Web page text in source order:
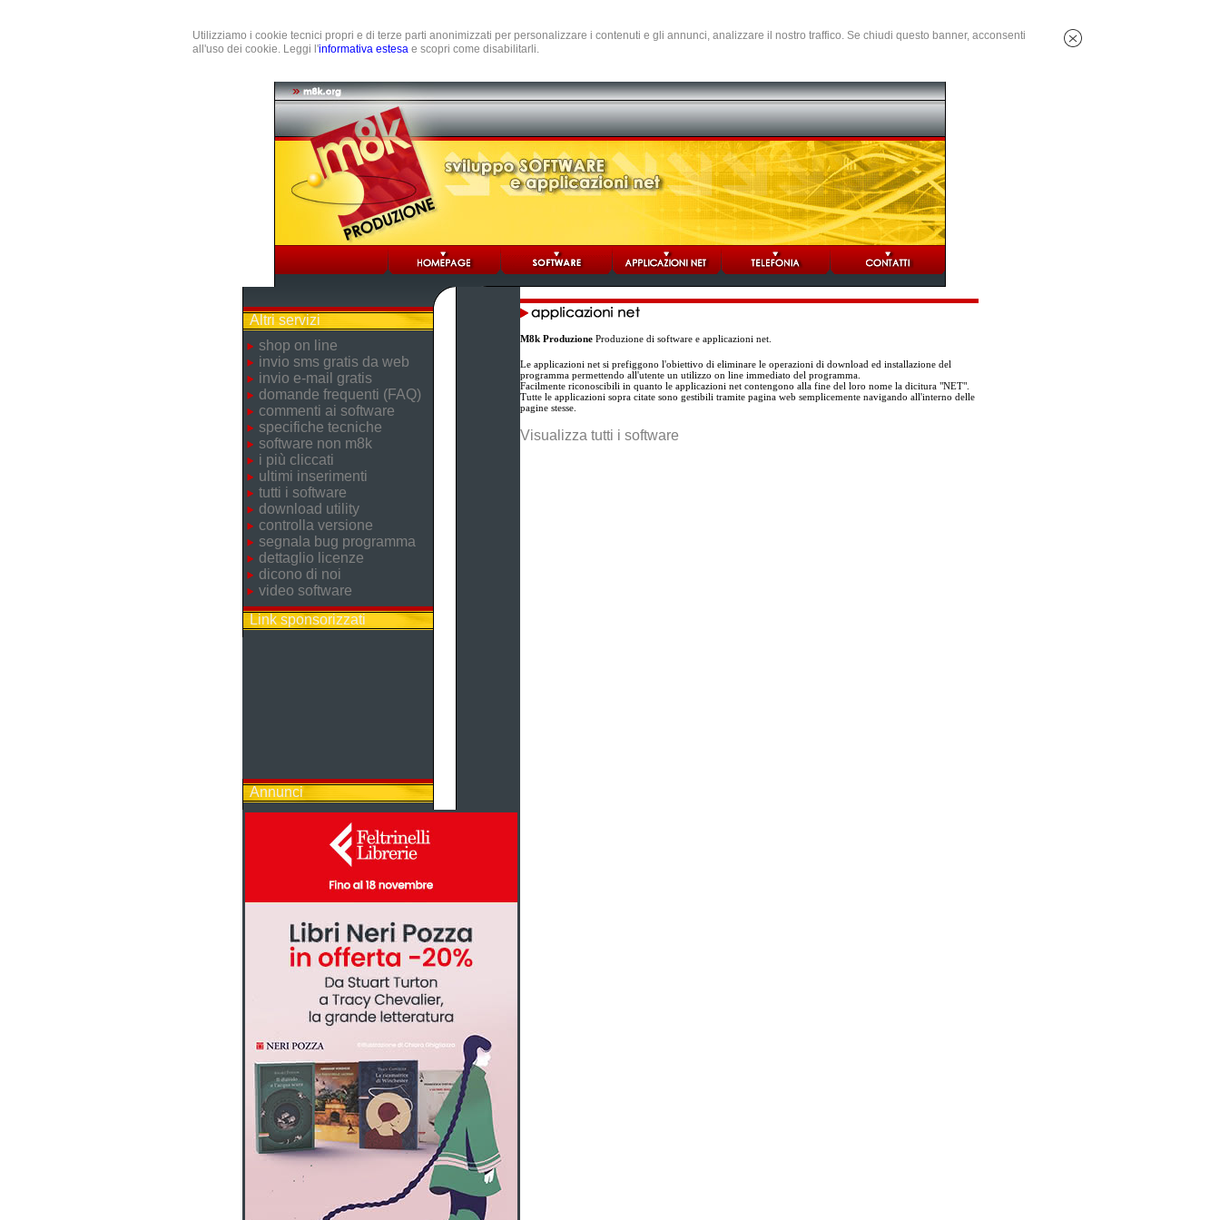
Utilizziamo i cookie tecnici propri e di terze parti anonimizzati per personalizzare i contenuti e gli annunci, analizzare il nostro traffico. Se chiudi questo banner, acconsenti
all'uso dei cookie. Leggi l'informativa estesa e scopri come disabilitarli.
Altri servizi
shop on line
invio sms gratis da web
invio e-mail gratis
domande frequenti (FAQ)
commenti ai software
specifiche tecniche
software non m8k
i più cliccati
ultimi inserimenti
tutti i software
download utility
controlla versione
segnala bug programma
dettaglio licenze
dicono di noi
video software
Link sponsorizzati
Annunci
M8k ProduzioneProduzione di software e applicazioni net.
Le applicazioni net si prefiggono l'obiettivo di eliminare le operazioni di download ed installazione del
programma permettendo all'utente un utilizzo on line immediato del programma.
Facilmente riconoscibili in quanto le applicazioni net contengono alla fine del loro nome la dicitura "NET".
Tutte le applicazioni sopra citate sono gestibili tramite pagina web semplicemente navigando all'interno delle
pagine stesse.
Visualizza tutti i software